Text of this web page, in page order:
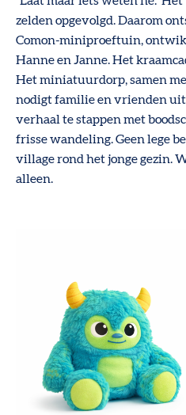
zelden opgevolgd. Daarom
Comon-miniproeftuin,
Hanne en Janne. Het
Het miniatuurdorp, samen
nodigt familie en vrienden uit
verhaal te stappen met
frisse wandeling. Geen lege
village rond het jonge gezin.
alleen.